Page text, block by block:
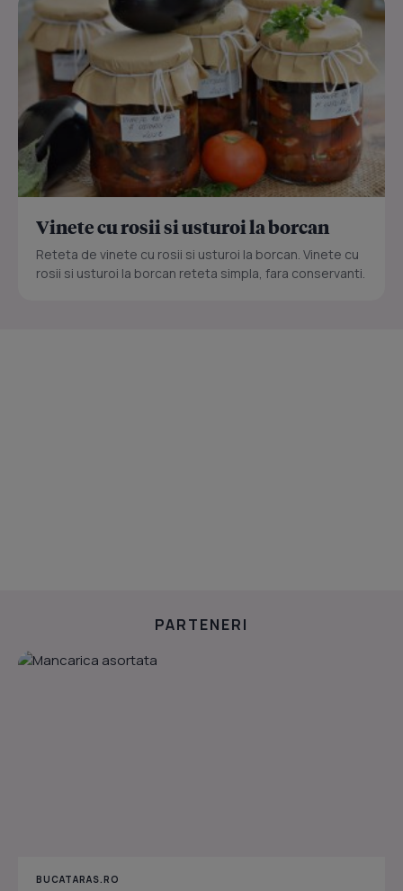
Vinete cu rosii si usturoi la borcan
Reteta de vinete cu rosii si usturoi la borcan. Vinete cu
rosii si usturoi la borcan reteta simpla, fara conservanti.
PARTENERI
BUCATARAS.RO